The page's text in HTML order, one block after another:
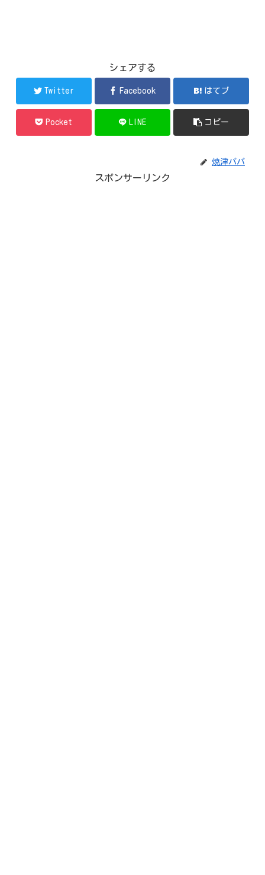
シェアする
Twitter Facebook はてブ
Pocket LINE コピー
焼津パパ
スポンサーリンク